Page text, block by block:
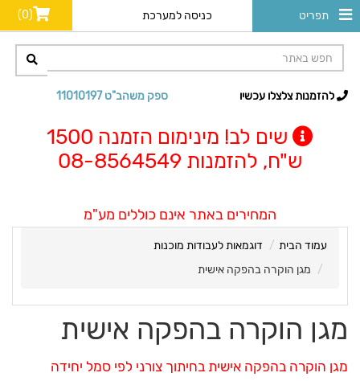
תפריט כניסה למערכת (0)
ספק משהב"ט 11010197 להזמנות צלצלו עכשיו
שים לב! מינימום הזמנה 1500
ש"ח, להזמנות 08-8564549
המחירים באתר אינם כוללים מע"מ
עמוד הבית
דוגמאות לעבודות מוכנות
מגן הוקרה בהפקה אישית
מגן הוקרה בהפקה אישית
מגן הוקרה בהפקה אישית בחיתוך צורני לפי סמל יחידה